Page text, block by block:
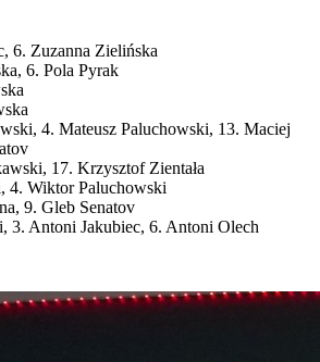
6. Zuzanna Zielińska
6. Pola Pyrak
4. Mateusz Paluchowski, 13. Maciej
17. Krzysztof Zientała
4. Wiktor Paluchowski
9. Gleb Senatov
3. Antoni Jakubiec, 6. Antoni Olech